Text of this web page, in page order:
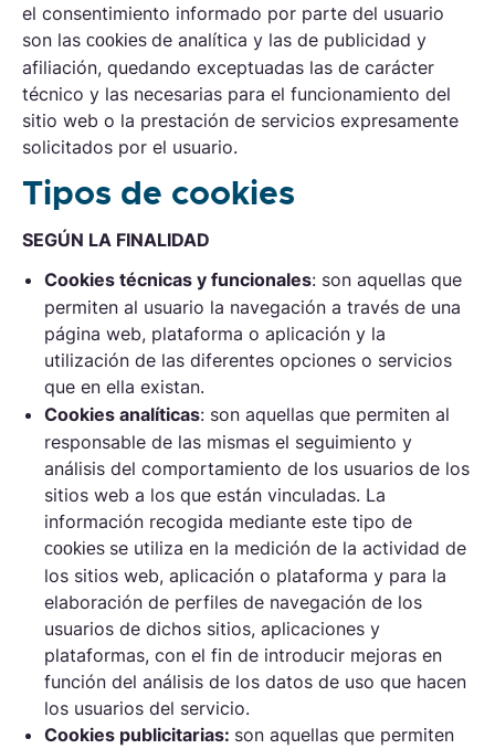
el consentimiento informado por parte del usuario
son las cookies de analítica y las de publicidad y
afiliación, quedando exceptuadas las de carácter
técnico y las necesarias para el funcionamiento del
sitio web o la prestación de servicios expresamente
solicitados por el usuario.
Tipos de cookies
SEGÚN LA FINALIDAD
Cookies técnicas y funcionales: son aquellas que
permiten al usuario la navegación a través de una
página web, plataforma o aplicación y la
utilización de las diferentes opciones o servicios
que en ella existan.
Cookies analíticas: son aquellas que permiten al
responsable de las mismas el seguimiento y
análisis del comportamiento de los usuarios de los
sitios web a los que están vinculadas. La
información recogida mediante este tipo de
cookies se utiliza en la medición de la actividad de
los sitios web, aplicación o plataforma y para la
elaboración de perfiles de navegación de los
usuarios de dichos sitios, aplicaciones y
plataformas, con el fin de introducir mejoras en
función del análisis de los datos de uso que hacen
los usuarios del servicio.
Cookies publicitarias: son aquellas que permiten